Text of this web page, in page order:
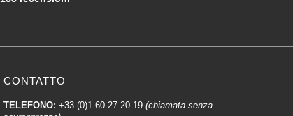
CONTATTO
TELEFONO: +33 (0)1 60 27 20 19 (chiamata senza